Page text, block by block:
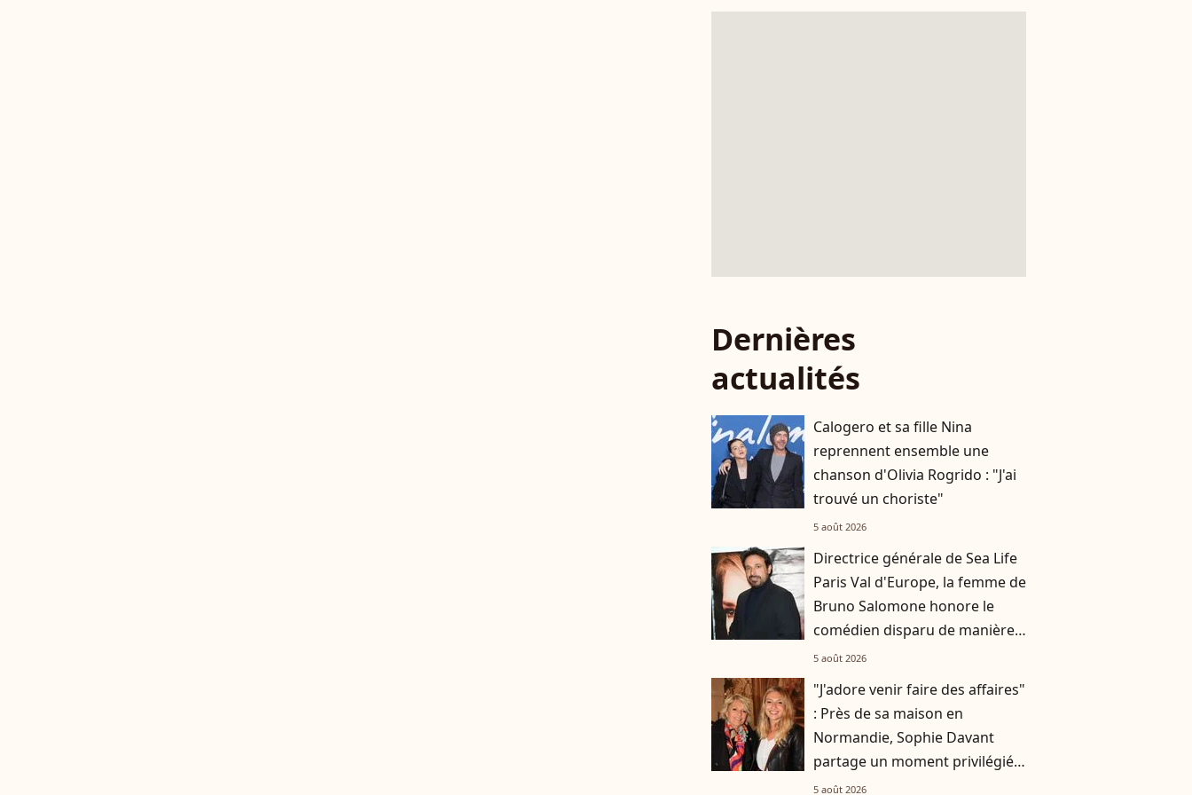
Dernières
actualités
Calogero et sa fille Nina
reprennent ensemble une
chanson d'Olivia Rogrido : "J'ai
trouvé un choriste"
5 août 2026
Directrice générale de Sea Life
Paris Val d'Europe, la femme de
Bruno Salomone honore le
comédien disparu de manière
originale
5 août 2026
"J'adore venir faire des affaires"
: Près de sa maison en
Normandie, Sophie Davant
partage un moment privilégié
avec sa fille Valentine au
5 août 2026